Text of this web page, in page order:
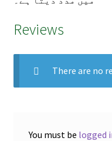
Reviews
There are no
You must be logged